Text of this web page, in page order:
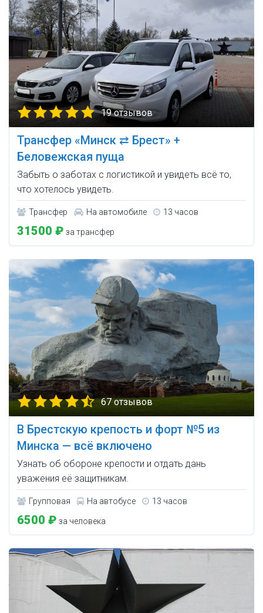
19 отзывов
Трансфер «Минск ⇄ Брест» +
Беловежская пуща
Забыть о заботах с логистикой и увидеть всё то,
что хотелось увидеть.
Трансфер На автомобиле 13 часов
31500 ₽ за трансфер
67 отзывов
В Брестскую крепость и форт №5 из
Минска — всё включено
Узнать об обороне крепости и отдать дань
уважения её защитникам.
Групповая На автобусе 13 часов
6500 ₽ за человека